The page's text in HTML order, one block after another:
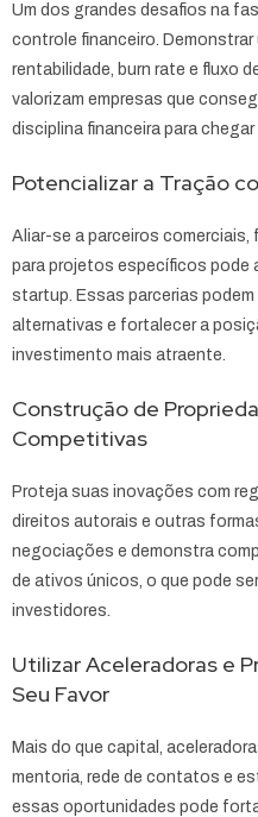
Um dos grandes desafios na
controle financeiro.
rentabilidade, burn rate e fluxo
valorizam empresas que
disciplina financeira para
Potencializar a Tração
Aliar-se a parceiros
para projetos específicos pode
startup. Essas parcerias
alternativas e fortalecer a
investimento mais atraente.
Construção de
Competitivas
Proteja suas inovações com
direitos autorais e outras
negociações e demonstra
de ativos únicos, o que pode
investidores.
Utilizar Aceleradoras e
Seu Favor
Mais do que capital,
mentoria, rede de contatos e
essas oportunidades pode